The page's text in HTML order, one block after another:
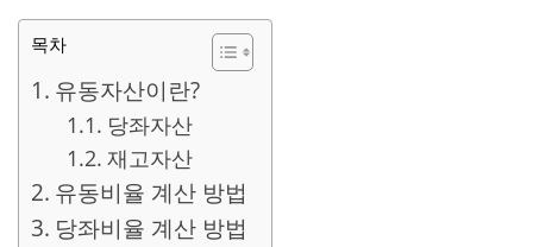
목차
유동자산이란?
당좌자산
재고자산
유동비율 계산 방법
당좌비율 계산 방법